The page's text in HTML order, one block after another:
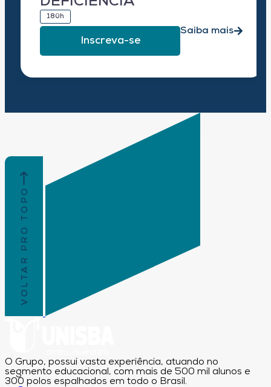
180h
Inscreva-se
Saiba mais
VOLTAR PRO TOPO
O Grupo, possui vasta experiência, atuando no
segmento educacional, com mais de 500 mil alunos e
300 polos espalhados em todo o Brasil.